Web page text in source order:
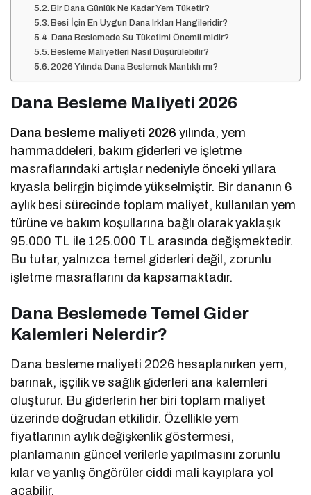
Bir Dana Günlük Ne Kadar Yem Tüketir?
Besi İçin En Uygun Dana Irkları Hangileridir?
Dana Beslemede Su Tüketimi Önemli midir?
Besleme Maliyetleri Nasıl Düşürülebilir?
2026 Yılında Dana Beslemek Mantıklı mı?
Dana Besleme Maliyeti 2026
Dana besleme maliyeti 2026 yılında, yem
hammaddeleri, bakım giderleri ve işletme
masraflarındaki artışlar nedeniyle önceki yıllara
kıyasla belirgin biçimde yükselmiştir. Bir dananın 6
aylık besi sürecinde toplam maliyet, kullanılan yem
türüne ve bakım koşullarına bağlı olarak yaklaşık
95.000 TL ile 125.000 TL arasında değişmektedir.
Bu tutar, yalnızca temel giderleri değil, zorunlu
işletme masraflarını da kapsamaktadır.
Dana Beslemede Temel Gider
Kalemleri Nelerdir?
Dana besleme maliyeti 2026 hesaplanırken yem,
barınak, işçilik ve sağlık giderleri ana kalemleri
oluşturur. Bu giderlerin her biri toplam maliyet
üzerinde doğrudan etkilidir. Özellikle yem
fiyatlarının aylık değişkenlik göstermesi,
planlamanın güncel verilerle yapılmasını zorunlu
kılar ve yanlış öngörüler ciddi mali kayıplara yol
açabilir.